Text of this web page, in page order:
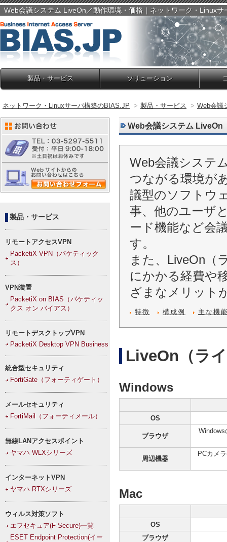
Web会議システム LiveOn／動作環境・価格｜ネットワーク・Linuxサ
製品・サービス ソリューション
ネットワーク・Linuxサーバ構築のBIAS.JP > 製品・サービス > Web会議
Web会議システム LiveOn
Web会議システ
つながる環境が
議型のソフトウ
事、他のユーザ
ード機能など会
す。
また、LiveOn（
にかかる経費や
ざまなメリット
特徴 構成例 主な機
LiveOn（ラ
Windows
OS
ブラウザ
周辺機器
PCカメ
Mac
OS
ブラウザ
製品・サービス
リモートアクセスVPN
PacketiX VPN（パケティック
ス）
VPN装置
PacketiX on BIAS（パケティッ
クス オン バイアス）
リモートデスクトップVPN
PacketiX Desktop VPN Business
統合型セキュリティ
FortiGate（フォーティゲート）
メールセキュリティ
FortiMail（フォーティメール）
無線LANアクセスポイント
ヤマハ WLXシリーズ
インターネットVPN
ヤマハ RTXシリーズ
ウィルス対策ソフト
エフセキュア(F-Secure)一覧
ESET Endpoint Protection(イー